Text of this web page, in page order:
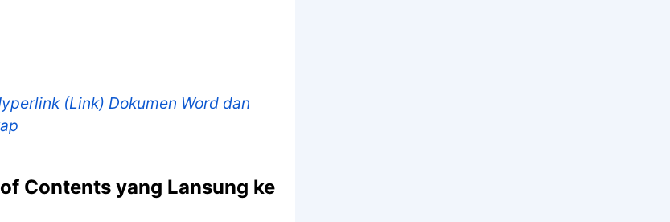
(Link) Dokumen Word dan
Contents yang Lansung ke